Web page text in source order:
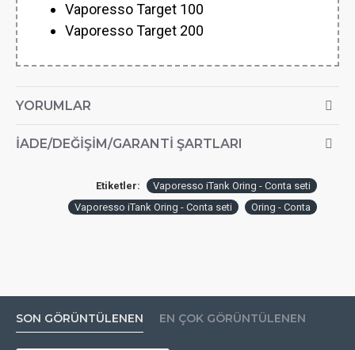
Vaporesso Target 100
Vaporesso Target 200
YORUMLAR
İADE/DEĞIŞIM/GARANTI ŞARTLARI
Etiketler:
Vaporesso iTank Oring - Conta seti
Vaporesso iTank Oring - Conta seti
Oring - Conta
SON GÖRÜNTÜLENEN EN ÇOK GÖRÜNTÜLENEN